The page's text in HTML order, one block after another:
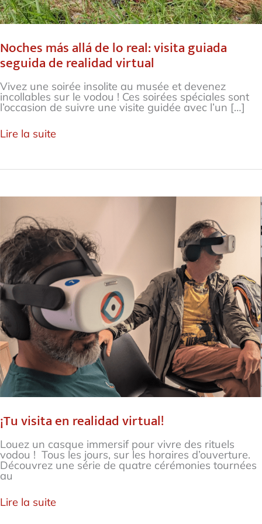
Noches más allá de lo real: visita guiada
seguida de realidad virtual
Vivez une soirée insolite au musée et devenez
incollables sur le vodou ! Ces soirées spéciales sont
l’occasion de suivre une visite guidée avec l’un […]
Lire la suite
¡Tu visita en realidad virtual!
Louez un casque immersif pour vivre des rituels
vodou ! Tous les jours, sur les horaires d’ouverture.
Découvrez une série de quatre cérémonies tournées
au
¡Tu
realidad
virtual!
Lire la suite